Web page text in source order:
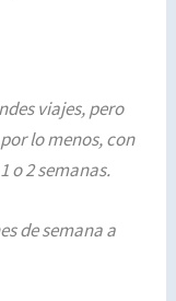
viajes, pero
lo menos, con
o 2 semanas.
de semana a